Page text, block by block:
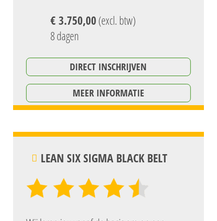
€ 3.750,00(excl. btw)
8 dagen
DIRECT INSCHRIJVEN
MEER INFORMATIE
LEAN SIX SIGMA BLACK BELT